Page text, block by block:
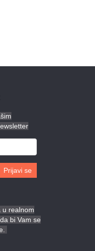
Prijavi se
u realnom
bi Vam se